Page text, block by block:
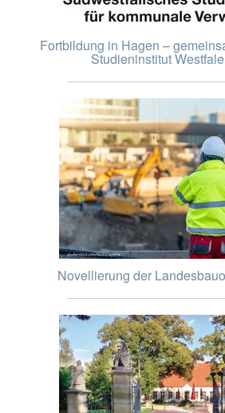
Fortbildung in Hagen –
Studieninstitut
Novellierung der